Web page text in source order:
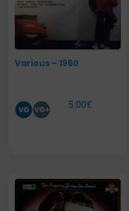
Various – 1960
5,00€